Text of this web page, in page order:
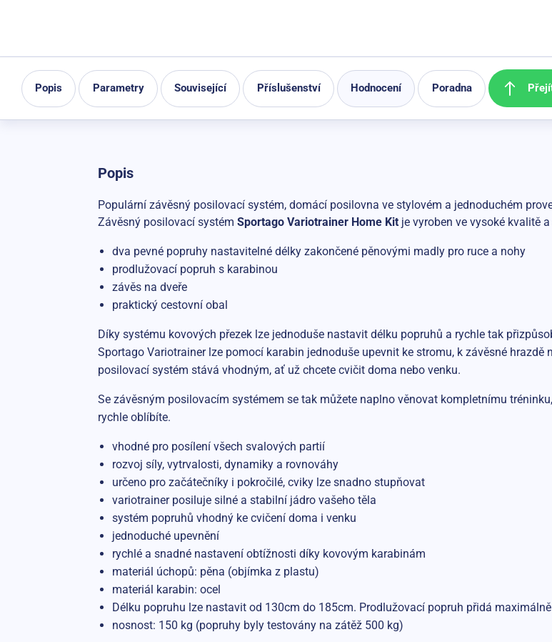
Popis Parametry Související Příslušenství Hodnocení Poradna
Popis
Populární závěsný posilovací systém, domácí posilovna ve stylovém a jednoduchém
Závěsný posilovací systém Sportago Variotrainer Home Kitje vyroben ve vysoké kvalitě
dva pevné popruhy nastavitelné délky zakončené pěnovými madly pro ruce a nohy
prodlužovací popruh s karabinou
závěs na dveře
praktický cestovní obal
Díky systému kovových přezek lze jednoduše nastavit délku popruhů a rychle tak
Sportago Variotrainer lze pomocí karabin jednoduše upevnit ke stromu, k závěsné hrazdě
posilovací systém stává vhodným, ať už chcete cvičit doma nebo venku.
Se závěsným posilovacím systémem se tak můžete naplno věnovat kompletnímu
rychle oblíbíte.
vhodné pro posílení všech svalových partií
rozvoj síly, vytrvalosti, dynamiky a rovnováhy
určeno pro začátečníky i pokročilé, cviky lze snadno stupňovat
variotrainer posiluje silné a stabilní jádro vašeho těla
systém popruhů vhodný ke cvičení doma i venku
jednoduché upevnění
rychlé a snadné nastavení obtížnosti díky kovovým karabinám
materiál úchopů: pěna (objímka z plastu)
materiál karabin: ocel
Délku popruhu lze nastavit od 130cm do 185cm. Prodlužovací popruh přidá
nosnost: 150 kg (popruhy byly testovány na zátěž 500 kg)